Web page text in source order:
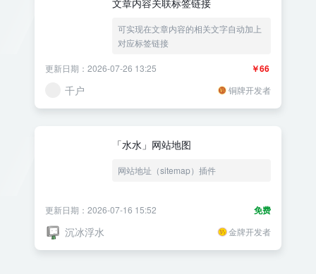
可实现在文章内容的相关文字自动加上
对应标签链接
￥66
更新日期：2026-07-26 13:25
千户 铜牌开发者
「水水」网站地图
网站地址（sitemap）插件
免费
更新日期：2026-07-16 15:52
沉冰浮水 金牌开发者